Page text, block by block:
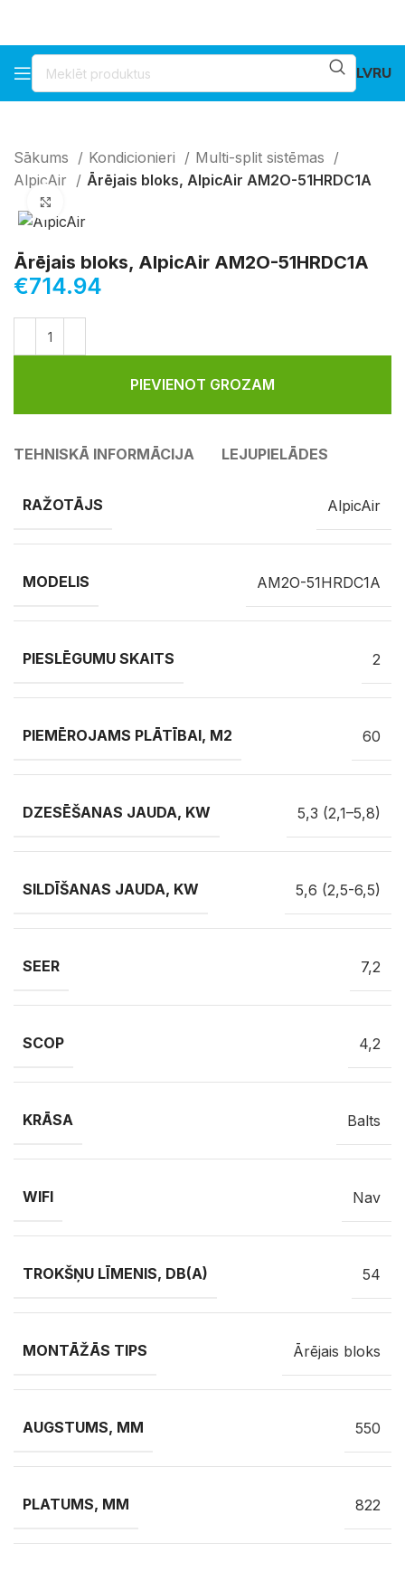
LVRU
Sākums Kondicionieri
Multi-split sistēmas
AlpicAir
Ārējais bloks, AlpicAir AM2O-51HRDC1A
Ārējais bloks, AlpicAir AM2O-51HRDC1A
€714.94
PIEVIENOT GROZAM
TEHNISKĀ INFORMĀCIJA LEJUPIELĀDES
RAŽOTĀJS AlpicAir
MODELIS AM2O-51HRDC1A
PIESLĒGUMU SKAITS 2
PIEMĒROJAMS PLĀTĪBAI, M2 60
DZESĒŠANAS JAUDA, KW 5,3 (2,1–5,8)
SILDĪŠANAS JAUDA, KW 5,6 (2,5-6,5)
SEER 7,2
SCOP 4,2
KRĀSA Balts
WIFI Nav
TROKŠŅU LĪMENIS, DB(A) 54
MONTĀŽĀS TIPS Ārējais bloks
AUGSTUMS, MM 550
PLATUMS, MM 822